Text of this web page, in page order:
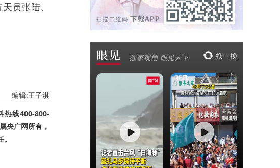
员张陆、
编辑:王子淇
热线400-800-
央广网所有，